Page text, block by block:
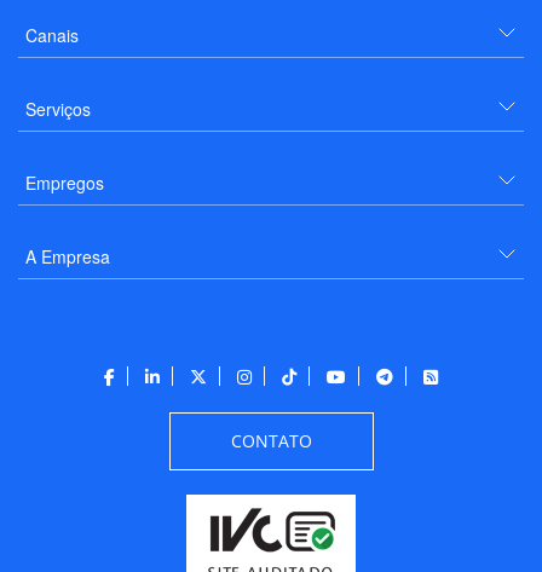
Canais
Serviços
Empregos
A Empresa
CONTATO